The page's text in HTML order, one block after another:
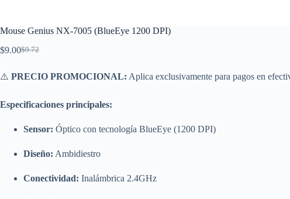
Mouse Genius NX-7005 (BlueEye 1200 DPI)
$9.72
El
original
$9.00El
actual
⚠️ PRECIO PROMOCIONAL: Aplica exclusivamente para pagos en
Especificaciones principales:
Sensor: Óptico con tecnología BlueEye (1200 DPI)
Diseño: Ambidiestro
Conectividad: Inalámbrica 2.4GHz